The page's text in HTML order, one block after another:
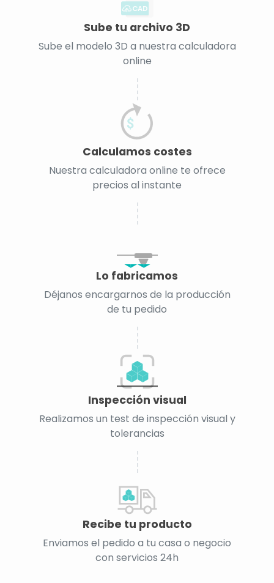
CAD
Sube tu archivo 3D
Sube el modelo 3D a nuestra calculadora
online
Calculamos costes
Nuestra calculadora online te ofrece
precios al instante
Lo fabricamos
Déjanos encargarnos de la producción
de tu pedido
Inspección visual
Realizamos un test de inspección visual y
tolerancias
Recibe tu producto
Enviamos el pedido a tu casa o negocio
con servicios 24h